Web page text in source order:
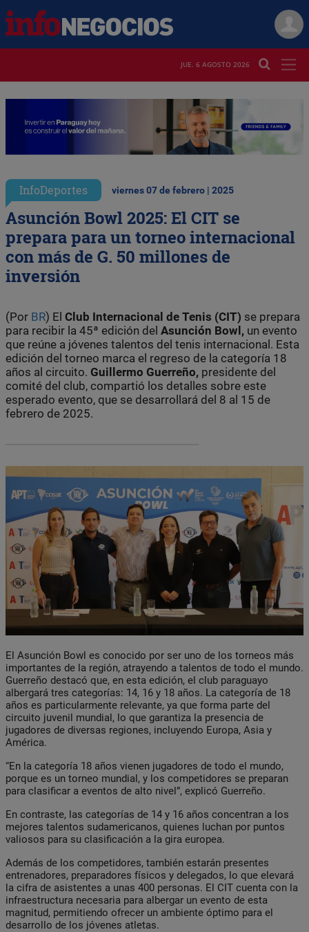
JUE. 6 AGOSTO 2026
InfoDeportes viernes 07 de febrero | 2025
Asunción Bowl 2025: El CIT se
prepara para un torneo internacional
con más de G. 50 millones de
inversión
(Por BR) El Club Internacional de Tenis (CIT) se prepara
para recibir la 45ª edición del Asunción Bowl, un evento
que reúne a jóvenes talentos del tenis internacional. Esta
edición del torneo marca el regreso de la categoría 18
años al circuito. Guillermo Guerreño, presidente del
comité del club, compartió los detalles sobre este
esperado evento, que se desarrollará del 8 al 15 de
febrero de 2025.
El Asunción Bowl es conocido por ser uno de los torneos más
importantes de la región, atrayendo a talentos de todo el mundo.
Guerreño destacó que, en esta edición, el club paraguayo
albergará tres categorías: 14, 16 y 18 años. La categoría de 18
años es particularmente relevante, ya que forma parte del
circuito juvenil mundial, lo que garantiza la presencia de
jugadores de diversas regiones, incluyendo Europa, Asia y
América.
“En la categoría 18 años vienen jugadores de todo el mundo,
porque es un torneo mundial, y los competidores se preparan
para clasificar a eventos de alto nivel”, explicó Guerreño.
En contraste, las categorías de 14 y 16 años concentran a los
mejores talentos sudamericanos, quienes luchan por puntos
valiosos para su clasificación a la gira europea.
Además de los competidores, también estarán presentes
entrenadores, preparadores físicos y delegados, lo que elevará
la cifra de asistentes a unas 400 personas. El CIT cuenta con la
infraestructura necesaria para albergar un evento de esta
magnitud, permitiendo ofrecer un ambiente óptimo para el
desarrollo de los jóvenes atletas.